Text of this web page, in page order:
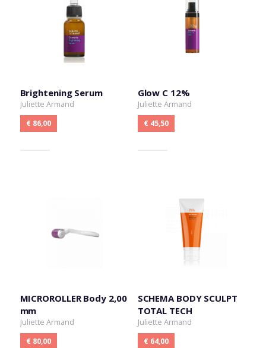
Brightening Serum
Juliette Armand
€ 86,00
Glow C 12%
Juliette Armand
€ 45,50
MICROROLLER Body 2,00
mm
Juliette Armand
€ 80,00
SCHEMA BODY SCULPT
TOTAL TECH
Juliette Armand
€ 64,00